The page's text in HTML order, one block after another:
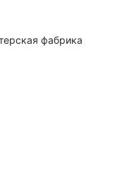
фабрика